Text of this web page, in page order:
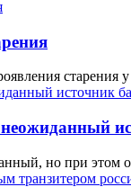
старения
но при этом